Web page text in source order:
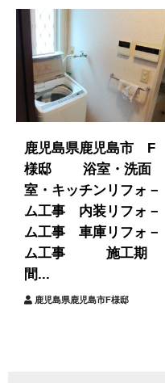
鹿児島県鹿児島市 F
様邸 浴室・洗面
室・キッチンリフォ－
ム工事 内装リフォ－
ム工事 車庫リフォ－
ム工事 施工期
間...
鹿児島県鹿児島市F様邸